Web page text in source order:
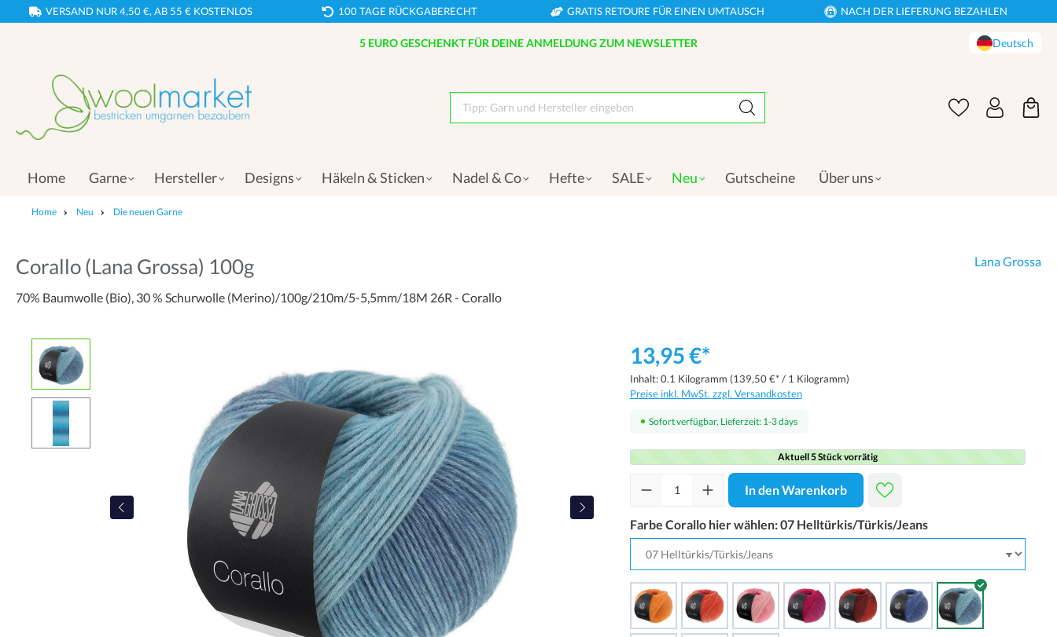
VERSAND NUR 4,50 €, AB 55 € KOSTENLOS 100 TAGE RÜCKGABERECHT GRATIS RETOURE FÜR EINEN UMTAUSCH NACH DER LIEFERUNG BEZAHLEN
5 EURO GESCHENKT FÜR DEINE ANMELDUNG ZUM NEWSLETTER Deutsch
Home Garne Hersteller Designs Häkeln & Sticken Nadel & Co Hefte SALE Neu Gutscheine Über uns
Home Neu Die neuen Garne
Corallo (Lana Grossa) 100g Lana Grossa
70% Baumwolle (Bio), 30 % Schurwolle (Merino)/100g/210m/5-5,5mm/18M 26R - Corallo
13,95 €*
Inhalt:0.1 Kilogramm (139,50 €* / 1 Kilogramm)
Preise inkl. MwSt. zzgl. Versandkosten
Sofort verfügbar, Lieferzeit: 1-3 days
Aktuell 5 Stück vorrätig
In den Warenkorb
Farbe Corallo hier wählen:07 Helltürkis/Türkis/Jeans